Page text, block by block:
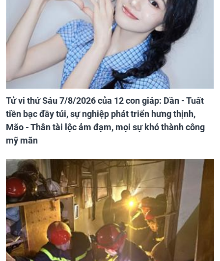
Tử vi thứ Sáu 7/8/2026 của 12 con giáp: Dần - Tuất
tiền bạc đầy túi, sự nghiệp phát triển hưng thịnh,
Mão - Thân tài lộc ảm đạm, mọi sự khó thành công
mỹ mãn